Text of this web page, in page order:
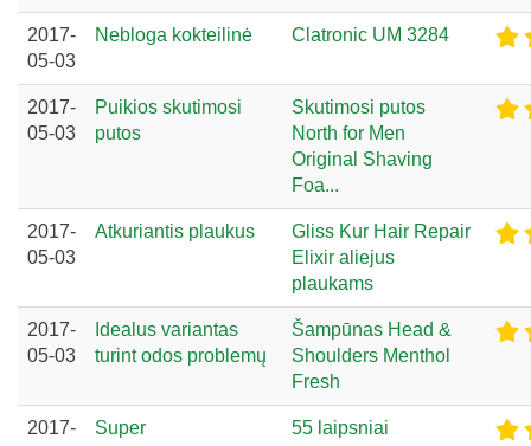
2017-
05-03
Nebloga kokteilinė Clatronic UM 3284
2017-
05-03
Puikios skutimosi
putos
Skutimosi putos
North for Men
Original Shaving
Foa...
2017-
05-03
Atkuriantis plaukus
Gliss Kur Hair Repair
Elixir aliejus
plaukams
2017-
05-03
Idealus variantas
turint odos problemų
Šampūnas Head &
Shoulders Menthol
Fresh
2017-
Super 55 laipsniai